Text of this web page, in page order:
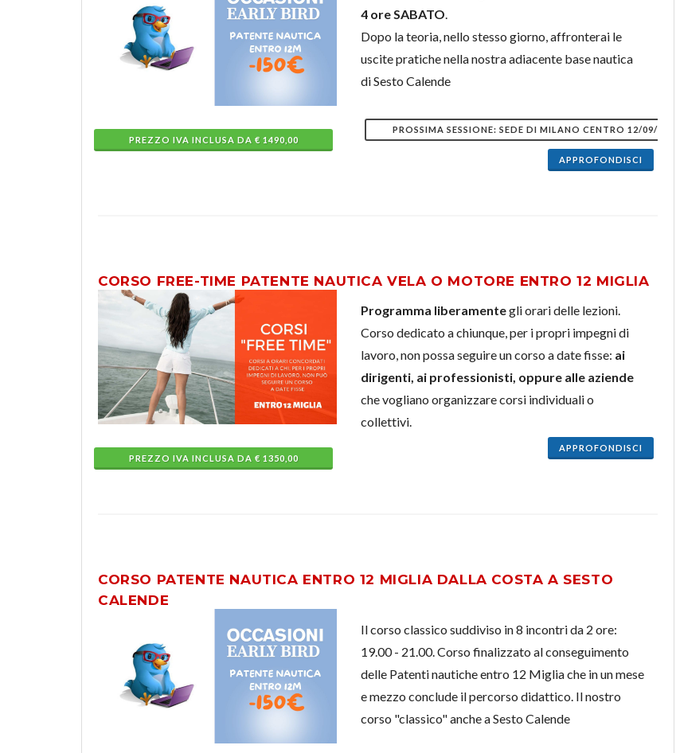
PREZZO IVA INCLUSA DA € 1490,00
4 ore SABATO.
Dopo la teoria, nello stesso giorno, affronterai le
uscite pratiche nella nostra adiacente base nautica
di Sesto Calende
PROSSIMA SESSIONE: SEDE DI MILANO CENTRO 12/09/2026
APPROFONDISCI
CORSO FREE-TIME PATENTE NAUTICA VELA O MOTORE ENTRO 12 MIGLIA
PREZZO IVA INCLUSA DA € 1350,00
Programma liberamentegli orari delle lezioni.
Corso dedicato a chiunque, per i propri impegni di
lavoro, non possa seguire un corso a date fisse: ai
dirigenti, ai professionisti, oppure alle aziende
che vogliano organizzare corsi individuali o
collettivi.
APPROFONDISCI
CORSO PATENTE NAUTICA ENTRO 12 MIGLIA DALLA COSTA A SESTO
CALENDE
Il corso classico suddiviso in 8 incontri da 2 ore:
19.00 - 21.00. Corso finalizzato al conseguimento
delle Patenti nautiche entro 12 Miglia che in un mese
e mezzo conclude il percorso didattico. Il nostro
corso "classico" anche a Sesto Calende